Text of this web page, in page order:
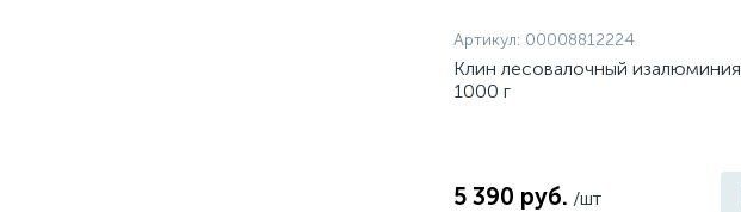
Артикул: 00008812224
Клин лесовалочный изалюминия
1000 г
5 390 руб. /шт